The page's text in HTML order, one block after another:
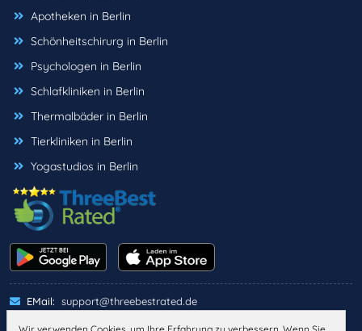
Apotheken in Berlin
Schönheitschirurg in Berlin
Psychologen in Berlin
Schlafkliniken in Berlin
Thermalbäder in Berlin
Tierkliniken in Berlin
Yogastudios in Berlin
EMail: support@threebestrated.de